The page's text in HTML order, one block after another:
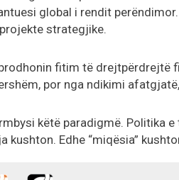
global i rendit
strategjike.
fitim të drejtpërdrejtë
por nga ndikimi
këtë paradigmë. Politika
kushton. Edhe “miqësia”